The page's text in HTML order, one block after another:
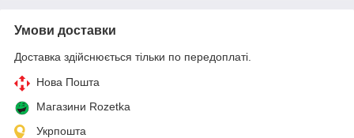
Умови доставки
Доставка здійснюється тільки по передоплаті.
Нова Пошта
Магазини Rozetka
Укрпошта